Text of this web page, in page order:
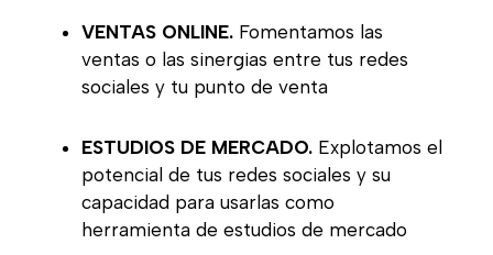
VENTAS ONLINE. Fomentamos las
ventas o las sinergias entre tus redes
sociales y tu punto de venta
ESTUDIOS DE MERCADO. Explotamos el
potencial de tus redes sociales y su
capacidad para usarlas como
herramienta de estudios de mercado